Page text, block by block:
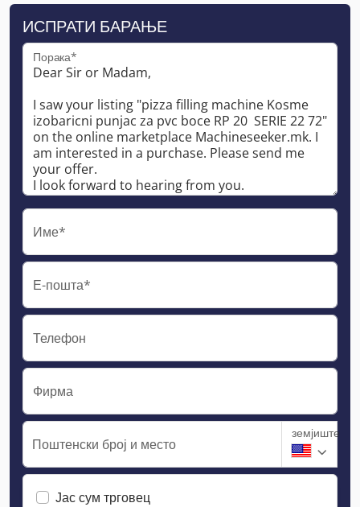
ИСПРАТИ БАРАЊЕ
Порака*
Име*
Е-пошта*
Телефон
Фирма
Поштенски број и место
земјиште
Јас сум трговец